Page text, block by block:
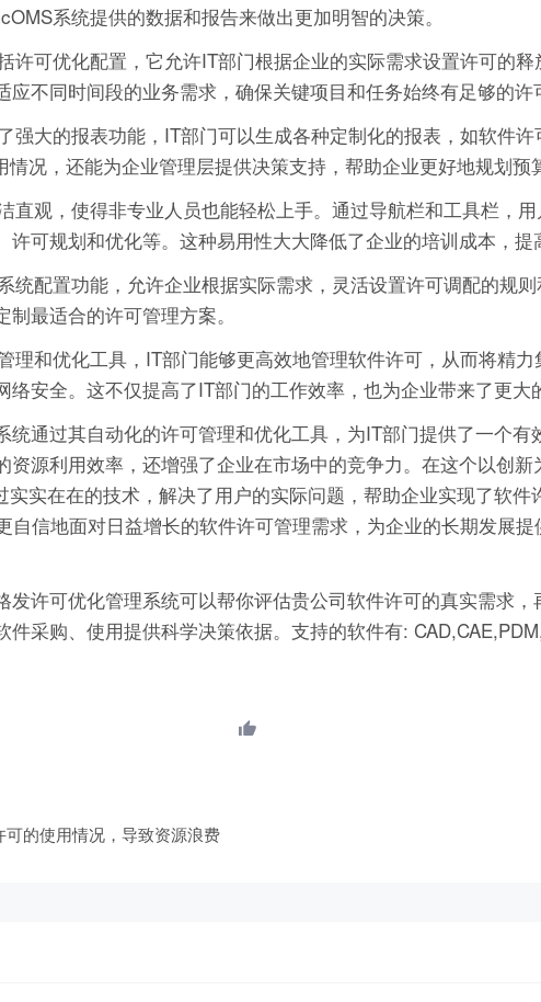
系统提供的数据和报告来做出更加明智的决策。
许可优化配置，它允许IT部门根据企业的实际需求设置许可的
不同时间段的业务需求，确保关键项目和任务始终有足够的许
强大的报表功能，IT部门可以生成各种定制化的报表，如软件
况，还能为企业管理层提供决策支持，帮助企业更好地规划预
直观，使得非专业人员也能轻松上手。通过导航栏和工具栏，
可规划和优化等。这种易用性大大降低了企业的培训成本，提
统配置功能，允许企业根据实际需求，灵活设置许可调配的规
最适合的许可管理方案。
理和优化工具，IT部门能够更高效地管理软件许可，从而将精
安全。这不仅提高了IT部门的工作效率，也为企业带来了更大
统通过其自动化的许可管理和优化工具，为IT部门提供了一个
资源利用效率，还增强了企业在市场中的竞争力。在这个以创
实在在的技术，解决了用户的实际问题，帮助企业实现了软
信地面对日益增长的软件许可管理需求，为企业的长期发展提
发许可优化管理系统可以帮你评估贵公司软件许可的真实需求
采购、使用提供科学决策依据。支持的软件有:
的使用情况，导致资源浪费